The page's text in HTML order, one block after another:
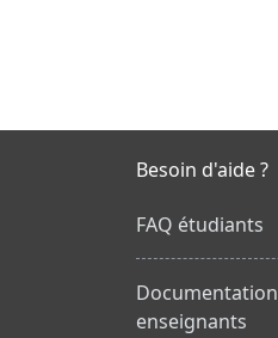
Besoin d'aide ?
FAQ étudiants
Documentation
enseignants